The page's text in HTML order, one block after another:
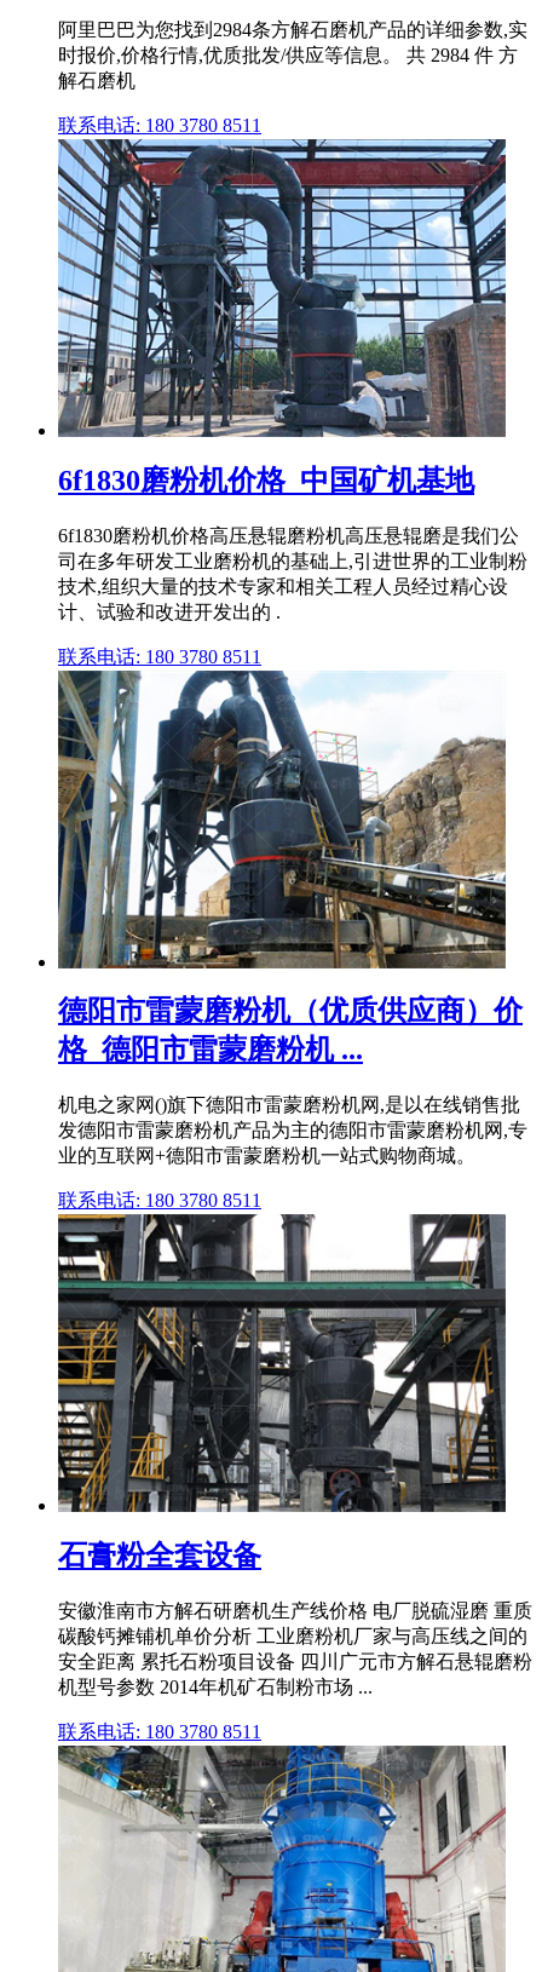
阿里巴巴为您找到2984条方解石磨机产品的详细参数,实
时报价,价格行情,优质批发/供应等信息。 共 2984 件 方
解石磨机
联系电话: 180 3780 8511
6f1830磨粉机价格_中国矿机基地
6f1830磨粉机价格高压悬辊磨粉机高压悬辊磨是我们公
司在多年研发工业磨粉机的基础上,引进世界的工业制粉
技术,组织大量的技术专家和相关工程人员经过精心设
计、试验和改进开发出的 .
联系电话: 180 3780 8511
德阳市雷蒙磨粉机（优质供应商）价
格_德阳市雷蒙磨粉机 ...
机电之家网()旗下德阳市雷蒙磨粉机网,是以在线销售批
发德阳市雷蒙磨粉机产品为主的德阳市雷蒙磨粉机网,专
业的互联网+德阳市雷蒙磨粉机一站式购物商城。
联系电话: 180 3780 8511
石膏粉全套设备
安徽淮南市方解石研磨机生产线价格 电厂脱硫湿磨 重质
碳酸钙摊铺机单价分析 工业磨粉机厂家与高压线之间的
安全距离 累托石粉项目设备 四川广元市方解石悬辊磨粉
机型号参数 2014年机矿石制粉市场 ...
联系电话: 180 3780 8511